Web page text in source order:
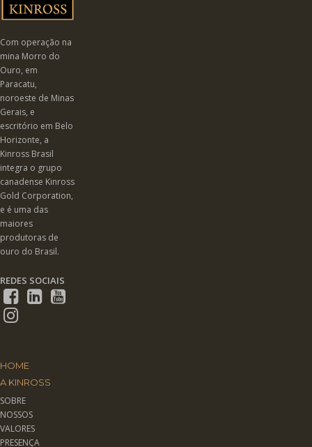
Com operação na
mina Morro do
Ouro, em
Paracatu,
noroeste de Minas
Gerais, e
escritório em Belo
Horizonte, a
Kinross Brasil
integra o grupo
canadense Kinross
Gold Corporation,
e é uma das
maiores
produtoras de
ouro do Brasil.
REDES SOCIAIS
HOME
A KINROSS
SOBRE
NOSSOS
VALORES
PRESENÇA